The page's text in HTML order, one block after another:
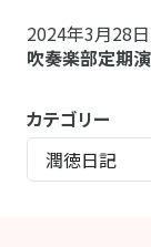
2024年3月28日
吹奏楽部定期
カテゴリー